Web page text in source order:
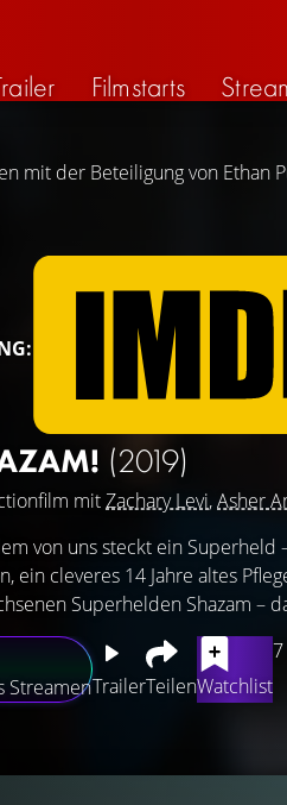
Filmstarts
mit der Beteiligung von Ethan
(2019)
mitZachary Levi,Asher
StreamenTrailerTeilenWatchlist
von uns steckt ein Superheld
ein cleveres 14 Jahre altes
Superhelden Shazam –